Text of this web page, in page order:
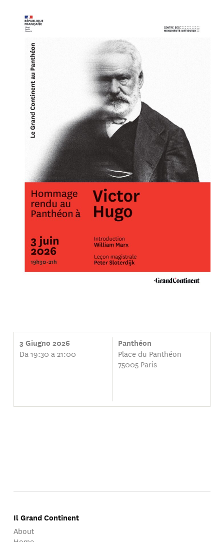
3 Giugno 2026
Da 19:30 a 21:00
Panthéon
Place du Panthéon
75005 Paris
Il Grand Continent
About